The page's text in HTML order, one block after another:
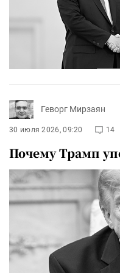
Геворг Мирзаян
30 июля 2026, 09:20 14
Почему Трамп